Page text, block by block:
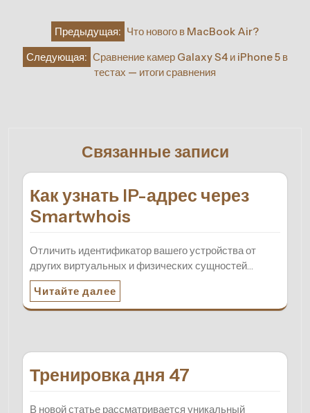
Навигация
по
записям
Предыдущая: Что нового в MacBook Air?
Следующая: Сравнение камер Galaxy S4 и iPhone 5 в
тестах — итоги сравнения
Связанные записи
Как узнать IP-адрес через
Smartwhois
Отличить идентификатор вашего устройства от
других виртуальных и физических сущностей…
Читайте далее
Тренировка дня 47
В новой статье рассматривается уникальный